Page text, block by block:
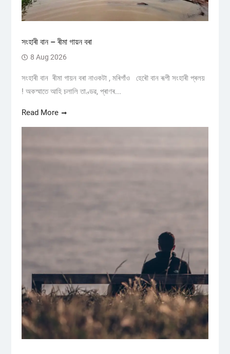
সংহাৰী বান – ৰীমা গায়ন বৰা
8 Aug 2026
সংহাৰী বান ৰীমা গায়ন বৰা নাওকটা , মৰিগাঁও হেৰৌ বান ৰূপী সংহাৰী প্ৰলয়
! অকস্মাতে আহি চলালি তাণ্ডৱ, প্ৰাণৰ...
Read More